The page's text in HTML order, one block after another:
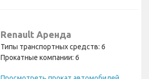
Renault Аренда
Типы транспортных средств: 6
Прокатные компании: 6
П
росмотреть прокат автомобилей Renault